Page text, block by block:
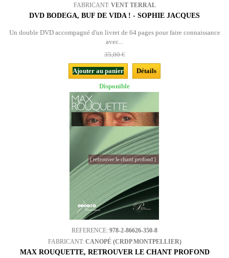
FABRICANT: VENT TERRAL
DVD BODEGA, BUF DE VIDA ! - SOPHIE JACQUES
Un double DVD accompagné d'un livret de 64 pages pour faire connaissance
avec...
35,00 €
Ajouter au panier
Détails
Disponible
REFERENCE: 978-2-86626-350-8
FABRICANT: CANOPÉ (CRDP MONTPELLIER)
MAX ROUQUETTE, RETROUVER LE CHANT PROFOND